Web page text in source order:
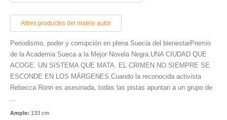
Altres productes del mateix autor
Periodismo, poder y corrupción en plena Suecia del bienestarPremio
de la Academia Sueca a la Mejor Novela Negra.UNA CIUDAD QUE
ACOGE. UN SISTEMA QUE MATA. EL CRIMEN NO SIEMPRE SE
ESCONDE EN LOS MÁRGENES.Cuando la reconocida activista
Rebecca Rönn es asesinada, todas las pistas apuntan a un grupo de
Ample: 133 cm